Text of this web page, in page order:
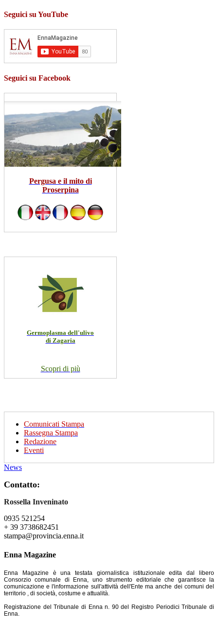
Seguici su YouTube
Seguici su Facebook
Pergusa e il mito di
Proserpina
Germoplasma dell'ulivo
di Zagaria
Scopri di più
Comunicati Stampa
Rassegna Stampa
Redazione
Eventi
News
Contatto:
Rossella Inveninato
0935 521254
+ 39 3738682451
stampa@provincia.enna.it
Enna Magazine
Enna Magazine è una testata giornalistica istituzionale edita dal libero
Consorzio comunale di Enna, uno strumento editoriale che garantisce la
comunicazione e l'informazione sull'attività dell'Ente ma anche dei comuni del
territorio , di società, costume e attualità.
Registrazione del Tribunale di Enna n. 90 del Registro Periodici Tribunale di
Enna.